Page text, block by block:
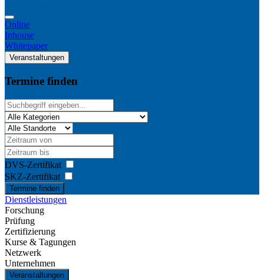
Online
Inhouse
Whitepaper
Veranstaltungen
Termine finden
DVS-Zertifikat
SKZ-Zertifikat
Termine finden
Dienstleistungen
Forschung
Prüfung
Zertifizierung
Kurse & Tagungen
Netzwerk
Unternehmen
Veranstaltungen